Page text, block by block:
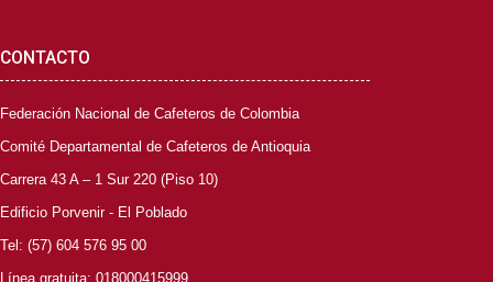
CONTACTO
Federación Nacional de Cafeteros de Colombia
Comité Departamental de Cafeteros de Antioquia
Carrera 43 A – 1 Sur 220 (Piso 10)
Edificio Porvenir - El Poblado
Tel: (57) 604 576 95 00
Línea gratuita: 018000415999